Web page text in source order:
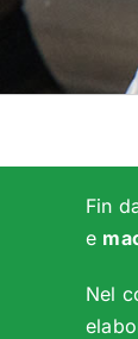
Fin
e
Nel